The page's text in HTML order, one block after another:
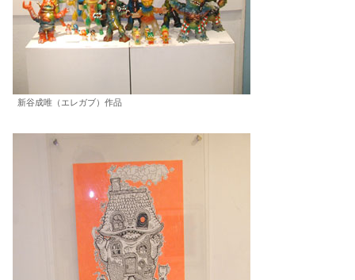
新谷成唯（エレガブ）作品